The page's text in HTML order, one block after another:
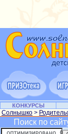
КОНКУРСЫ
Солнышко >
Поиск по